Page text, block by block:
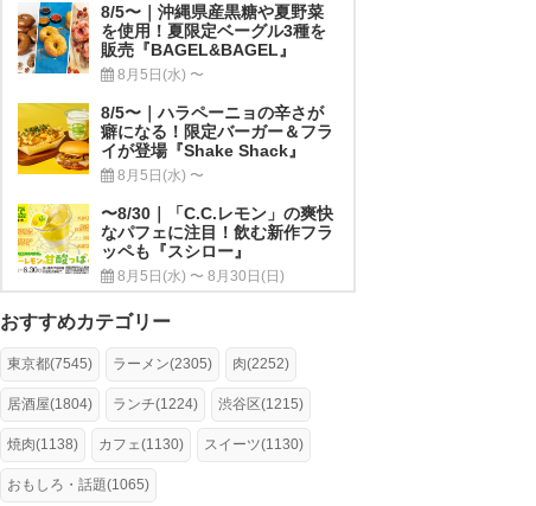
8/5〜｜沖縄県産黒糖や夏野菜
を使用！夏限定ベーグル3種を
販売『BAGEL&BAGEL』
8月5日(水) 〜
8/5〜｜ハラペーニョの辛さが
癖になる！限定バーガー＆フラ
イが登場『Shake Shack』
8月5日(水) 〜
〜8/30｜「C.C.レモン」の爽快
なパフェに注目！飲む新作フラ
ッペも『スシロー』
8月5日(水) 〜 8月30日(日)
おすすめカテゴリー
東京都(7545) ラーメン(2305) 肉(2252)
居酒屋(1804) ランチ(1224) 渋谷区(1215)
焼肉(1138) カフェ(1130) スイーツ(1130)
おもしろ・話題(1065)